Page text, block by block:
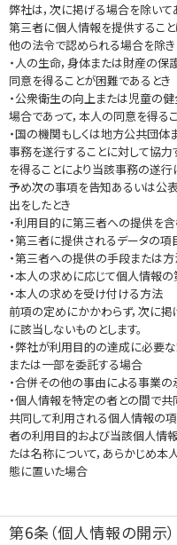
弊社は，次に掲げる場合を除いて
第三者に個人情報を提供するこ
他の法令で認められる場合を除き
・人の生命，身体または財産の
同意を得ることが困難であるとき
・公衆衛生の向上または児童の
場合であって，本人の同意を得る
・国の機関もしくは地方公共団
事務を遂行することに対して協
を得ることにより当該事務の遂
予め次の事項を告知あるいは公
出をしたとき
・利用目的に第三者への提供を含
・第三者に提供されるデータの項
・第三者への提供の手段または
・本人の求めに応じて個人情報
・本人の求めを受け付ける方法
前項の定めにかかわらず，次に
に該当しないものとします。
・弊社が利用目的の達成に必要
または一部を委託する場合
・合併その他の事由による事業
・個人情報を特定の者との間で
共同して利用される個人情報の
者の利用目的および当該個人情
たは名称について，あらかじめ
態に置いた場合
第6条（個人情報の開示）